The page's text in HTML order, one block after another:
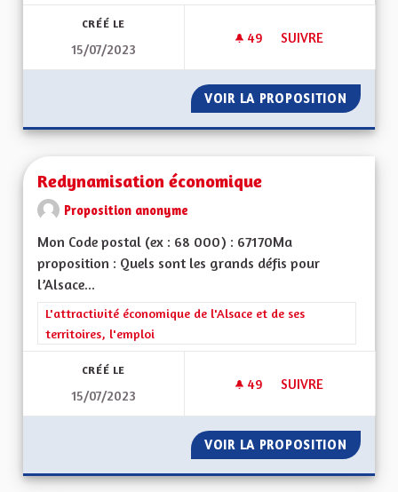
CRÉÉ LE
15/07/2023
49 49 ABONNÉS
SUIVRE
VOIR LA PROPOSITION POUR
Redynamisation économique
Proposition anonyme
Mon Code postal (ex : 68 000) : 67170Ma
proposition : Quels sont les grands défis pour
l’Alsace...
Filtrer les résultats de la catégorie : L'attractivité
L'attractivité économique de l'Alsace et de ses
territoires, l'emploi
CRÉÉ LE
15/07/2023
49 49 ABONNÉS
SUIVRE
VOIR LA PROPOSITION